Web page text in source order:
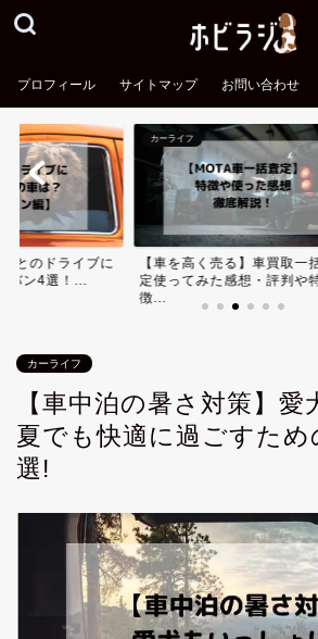
プロフィール サイトマップ お問い合わせ
とのドライブに
バン4選！...
カーライフ
【車を高く売る】車買取一
定使ってみた感想・評判や
徴...
カーライフ
【車中泊の暑さ対策】愛
夏でも快適に過ごすた
選!